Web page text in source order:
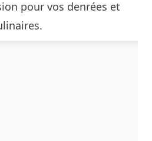
pour vos denrées et